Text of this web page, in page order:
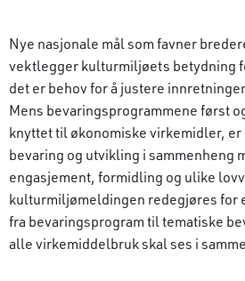
Nye nasjonale mål som favner
vektlegger kulturmiljøets betydning
det er behov for å justere
Mens bevaringsprogrammene først
knyttet til økonomiske virkemidler, er
bevaring og utvikling i sammenheng
engasjement, formidling og ulike
kulturmiljømeldingen redegjøres for
fra bevaringsprogram til tematiske
alle virkemiddelbruk skal ses i